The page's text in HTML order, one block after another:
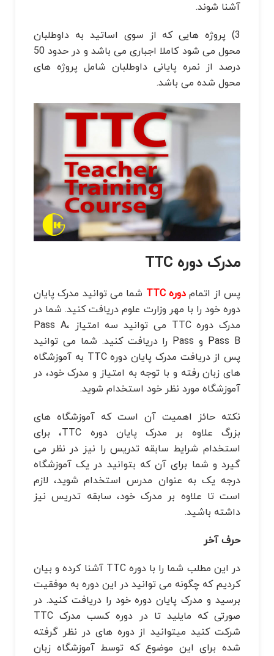
آشنا شوند.
3) پروژه هایی که از سوی اساتید به داوطلبان
محول می شود کاملا اجباری می باشد و در حدود 50
درصد از نمره پایانی داوطلبان شامل پروژه های
محول شده می باشد.
مدرک دوره TTC
پس از اتمام دوره TTC
شما می توانید مدرک پایان
دوره خود را با مهر وزارت علوم دریافت کنید. شما در
مدرک دوره TTC می توانید سه امتیاز Pass A،
Pass B و Pass را دریافت کنید. شما می توانید
پس از دریافت مدرک پایان دوره TTC به آموزشگاه
های زبان رفته و با توجه به امتیاز و مدرک خود، در
آموزشگاه مورد نظر خود استخدام شوید.
نکته حائز اهمیت آن است که آموزشگاه های
بزرگ علاوه بر مدرک پایان دوره TTC، برای
استخدام شرایط سابقه تدریس را نیز در نظر می
گیرد و شما برای آن که بتوانید در یک آموزشگاه
درجه یک به عنوان مدرس استخدام شوید، لازم
است تا علاوه بر مدرک خود، سابقه تدریس نیز
داشته باشید.
حرف آخر
در این مطلب شما را با دوره TTC آشنا کرده و بیان
کردیم که چگونه می توانید در این دوره به موفقیت
برسید و مدرک پایان دوره خود را دریافت کنید. در
صورتی که مایلید تا در دوره کسب مدرک TTC
شرکت کنید میتوانید از دوره های در نظر گرفته
شده برای این موضوع که توسط آموزشگاه زبان